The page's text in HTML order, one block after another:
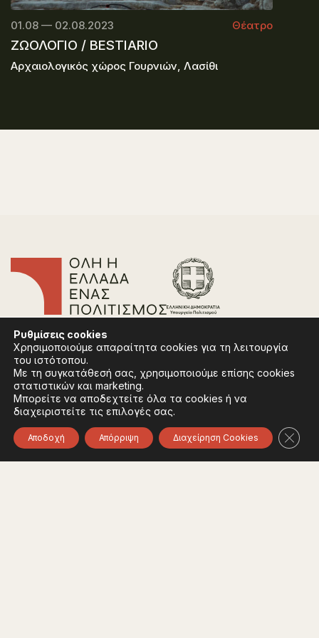
01.08 — 02.08.2023 Θέατρο
ΖΩΟΛΟΓΙΟ / BESTIARIO
Αρχαιολογικός χώρος Γουρνιών, Λασίθι
Συχνές Ερωτήσεις
Πολιτική Απορρήτου
Όροι Χρήσης
Πολιτική Cookies
Ακολουθήστε:InstagramFacebook
Ρυθμίσεις cookies
Χρησιμοποιούμε απαραίτητα cookies για τη λειτουργία
του ιστότοπου.
Με τη συγκατάθεσή σας, χρησιμοποιούμε επίσης cookies
στατιστικών και marketing.
Μπορείτε να αποδεχτείτε όλα τα cookies ή να
διαχειριστείτε τις επιλογές σας.
Αποδοχή Απόρριψη Διαχείρηση Cookies